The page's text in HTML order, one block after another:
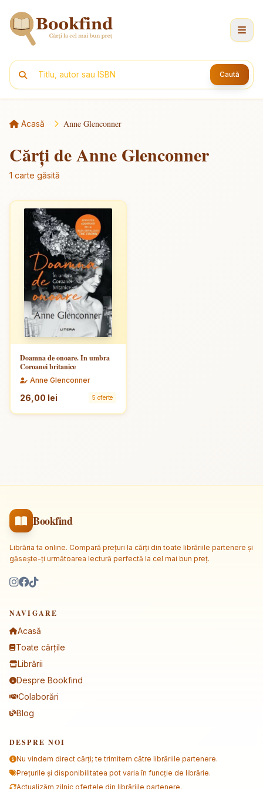
Caută
Acasă Anne Glenconner
Cărți de Anne Glenconner
1 carte găsită
Doamna de onoare. In umbra
Coroanei britanice
Anne Glenconner
26,00 lei 5 oferte
Bookfind
Librăria ta online. Compară prețuri la cărți din toate librăriile partenere și
găsește-ți următoarea lectură perfectă la cel mai bun preț.
NAVIGARE
Acasă
Toate cărțile
Librării
Despre Bookfind
Colaborări
Blog
DESPRE NOI
Nu vindem direct cărți; te trimitem către librăriile partenere.
Prețurile și disponibilitatea pot varia în funcție de librărie.
Actualizăm zilnic ofertele din librăriile partenere.